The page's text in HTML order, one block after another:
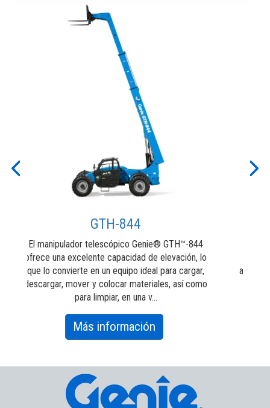
Previous
GTH-844
El manipulador telescópico Genie® GTH™-844
ofrece una excelente capacidad de elevación, lo
que lo convierte en un equipo ideal para cargar,
descargar, mover y colocar materiales, así como
para limpiar, en una v...
Más información
GTH-